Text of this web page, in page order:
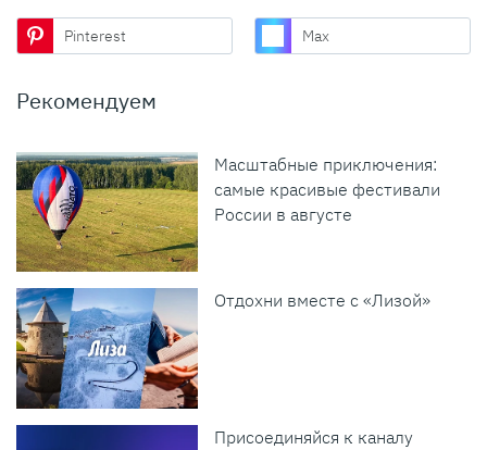
Pinterest Max
Рекомендуем
Масштабные приключения:
самые красивые фестивали
России в августе
Отдохни вместе с «Лизой»
Присоединяйся к каналу